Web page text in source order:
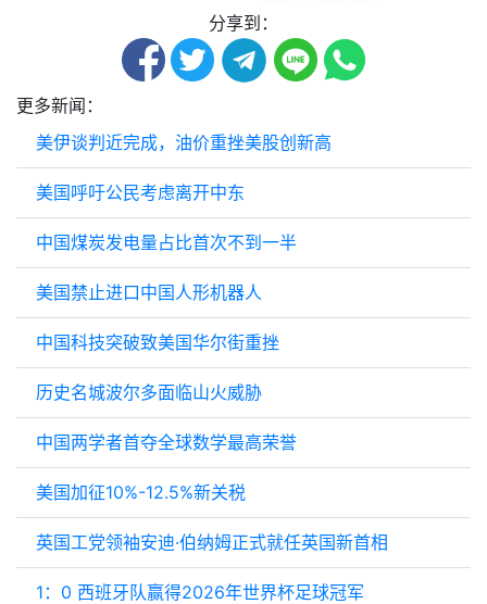
分享到：
更多新闻：
美伊谈判近完成，油价重挫美股创新高
美国呼吁公民考虑离开中东
中国煤炭发电量占比首次不到一半
美国禁止进口中国人形机器人
中国科技突破致美国华尔街重挫
历史名城波尔多面临山火威胁
中国两学者首夺全球数学最高荣誉
美国加征10%-12.5%新关税
英国工党领袖安迪·伯纳姆正式就任英国新首相
1：0 西班牙队赢得2026年世界杯足球冠军